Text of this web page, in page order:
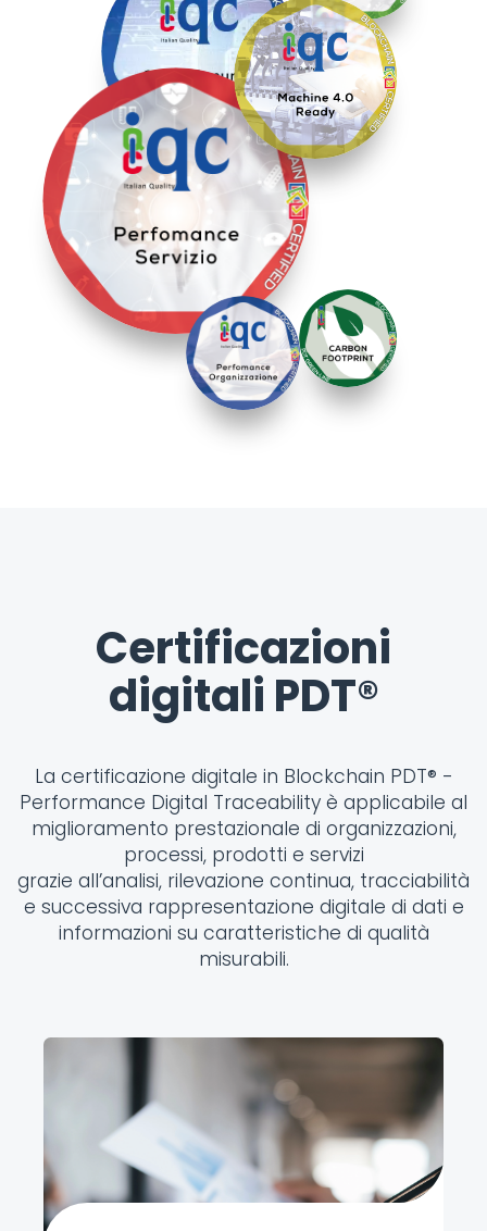
Certificazioni
digitali PDT®
La certificazione digitale in Blockchain PDT® -
Performance Digital Traceability è applicabile al
miglioramento prestazionale di organizzazioni,
processi, prodotti e servizi
grazie all’analisi, rilevazione continua, tracciabilità
e successiva rappresentazione digitale di dati e
informazioni su caratteristiche di qualità
misurabili.